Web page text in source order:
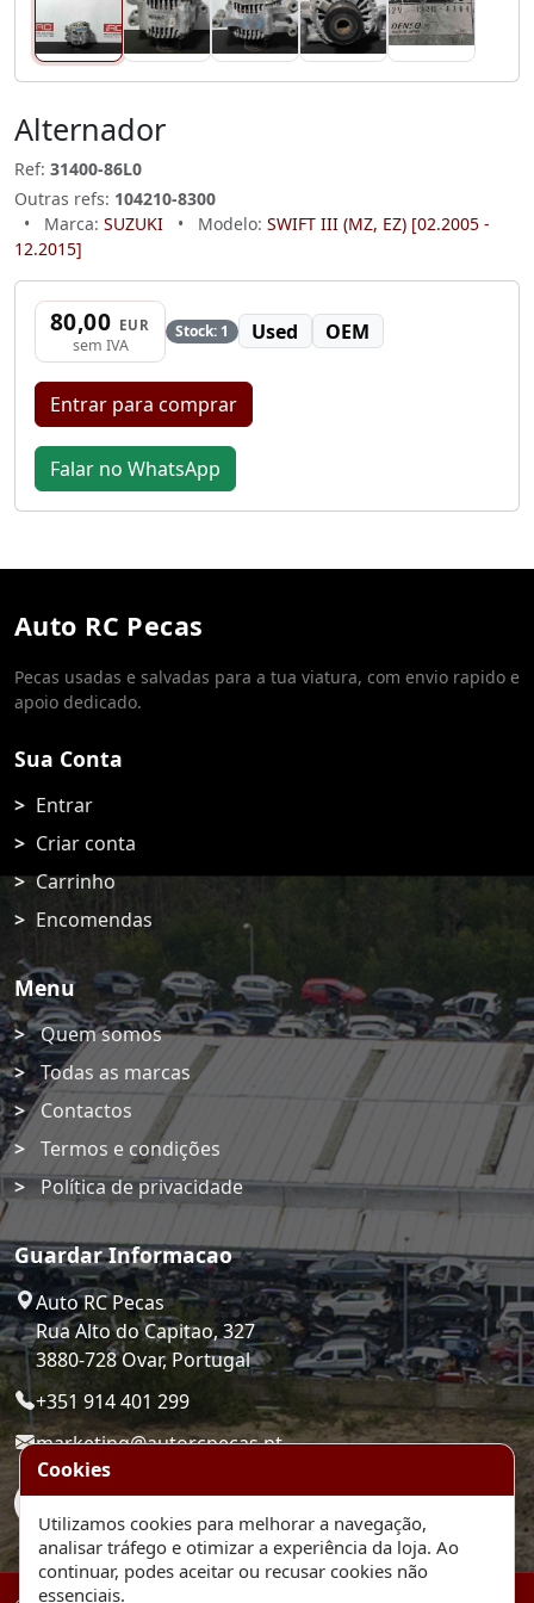
Alternador
Ref: 31400-86L0
Outras refs: 104210-8300
•
Marca: SUZUKI • Modelo: SWIFT III (MZ, EZ) [02.2005 -
12.2015]
80,00 EUR
sem IVA
Stock: 1 Used OEM
Entrar para comprar
Falar no WhatsApp
Auto RC Pecas
Pecas usadas e salvadas para a tua viatura, com envio rapido e
apoio dedicado.
Sua Conta
Entrar
Criar conta
Carrinho
Encomendas
Menu
Quem somos
Todas as marcas
Contactos
Termos e condições
Política de privacidade
Guardar Informacao
Auto RC Pecas
Rua Alto do Capitao, 327
3880-728 Ovar, Portugal
+351 914 401 299
marketing@autorcpecas.pt
Cookies
Utilizamos cookies para melhorar a navegação,
analisar tráfego e otimizar a experiência da loja. Ao
continuar, podes aceitar ou recusar cookies não
essenciais.